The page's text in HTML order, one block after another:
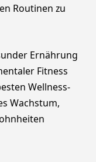
Routinen zu
Ernährung
Fitness
Wellness-
Wachstum,